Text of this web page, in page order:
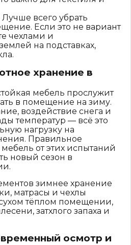
всего убрать
Если это не вариант
чехлами и
на подставках,
хранение в
мебель прослужит
в помещение на зиму.
воздействие снега и
температур — всё это
нагрузку на
Правильное
от этих испытаний
новый сезон в
зимнее хранение
матрасы и чехлы
тёплом помещении,
затхлого запаха и
осмотр и